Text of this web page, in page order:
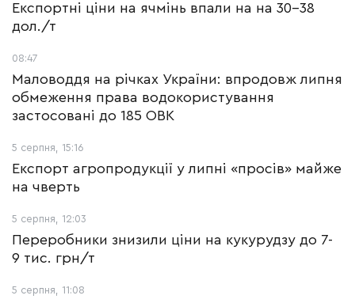
Експортні ціни на ячмінь впали на на 30-38
дол./т
08:47
Маловоддя на річках України: впродовж липня
обмеження права водокористування
застосовані до 185 ОВК
5 серпня, 15:16
Експорт агропродукції у липні «просів» майже
на чверть
5 серпня, 12:03
Переробники знизили ціни на кукурудзу до 7-
9 тис. грн/т
5 серпня, 11:08